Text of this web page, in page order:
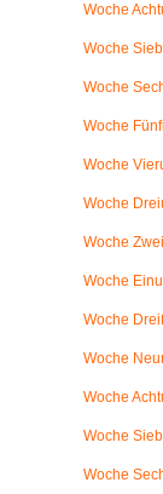
Woche
Woche
Woche
Woche
Woche
Woche
Woche
Woche
Woche
Woche
Woche
Woche
Woche